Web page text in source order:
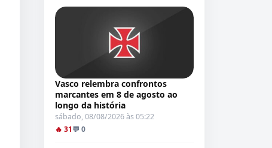
Vasco relembra confrontos
marcantes em 8 de agosto ao
longo da história
sábado, 08/08/2026 às 05:22
🔥 31💬 0